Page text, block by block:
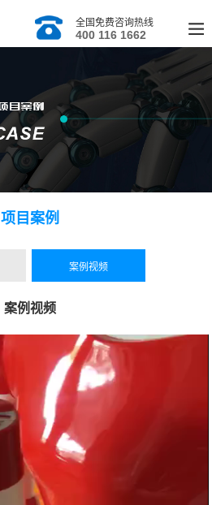
全国免费咨询热线
400 116 1662
项目案例
案例视频
案例视频